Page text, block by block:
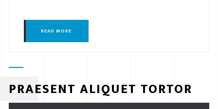
READ MORE
PRAESENT ALIQUET TORTOR